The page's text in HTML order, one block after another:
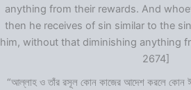
anything from their rewards. And
then he receives of sin similar to the
him, without that diminishing anything
2674]
“আল্লাহ ও তাঁর রসূল কোন কাজের আদেশ করলে কোন